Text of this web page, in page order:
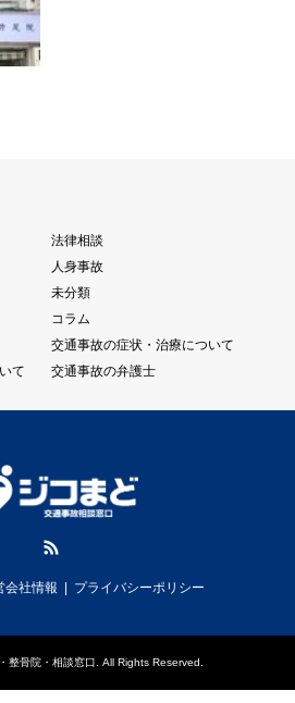
法律相談
人身事故
未分類
コラム
交通事故の症状・治療について
て
交通事故の弁護士
会社情報 プライバシーポリシー
整骨院・相談窓口 . All Rights Reserved.